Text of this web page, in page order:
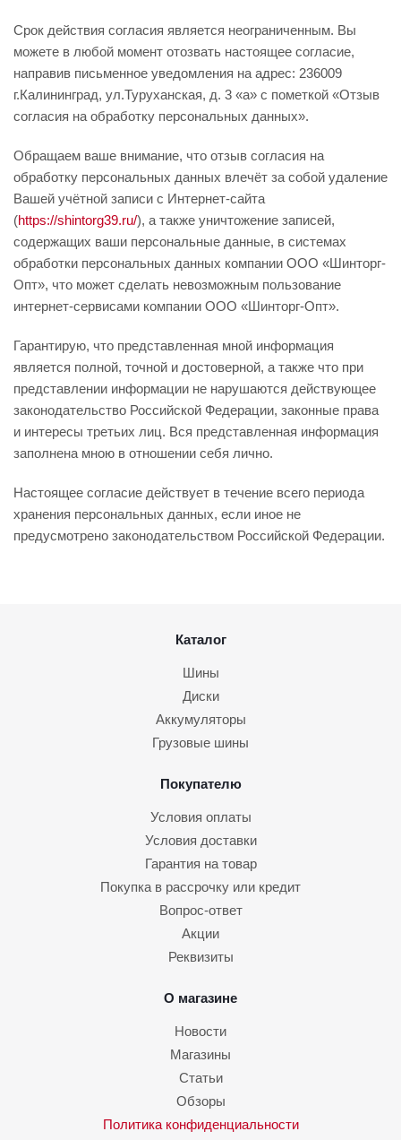
Срок действия согласия является неограниченным. Вы
можете в любой момент отозвать настоящее согласие,
направив письменное уведомления на адрес: 236009
г.Калининград, ул.Туруханская, д. 3 «а» с пометкой «Отзыв
согласия на обработку персональных данных».
Обращаем ваше внимание, что отзыв согласия на
обработку персональных данных влечёт за собой удаление
Вашей учётной записи с Интернет-сайта
(https://shintorg39.ru/), а также уничтожение записей,
содержащих ваши персональные данные, в системах
обработки персональных данных компании ООО «Шинторг-
Опт», что может сделать невозможным пользование
интернет-сервисами компании ООО «Шинторг-Опт».
Гарантирую, что представленная мной информация
является полной, точной и достоверной, а также что при
представлении информации не нарушаются действующее
законодательство Российской Федерации, законные права
и интересы третьих лиц. Вся представленная информация
заполнена мною в отношении себя лично.
Настоящее согласие действует в течение всего периода
хранения персональных данных, если иное не
предусмотрено законодательством Российской Федерации.
Каталог
Шины
Диски
Аккумуляторы
Грузовые шины
Покупателю
Условия оплаты
Условия доставки
Гарантия на товар
Покупка в рассрочку или кредит
Вопрос-ответ
Акции
Реквизиты
О магазине
Новости
Магазины
Статьи
Обзоры
Политика конфиденциальности